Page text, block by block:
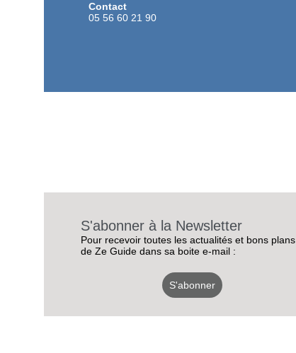
Contact
05 56 60 21 90
S'abonner à la Newsletter
Pour recevoir toutes les actualités et bons plans
de Ze Guide dans sa boite e-mail :
S'abonner